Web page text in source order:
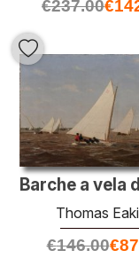
€237.00€
Thomas
€146.00€